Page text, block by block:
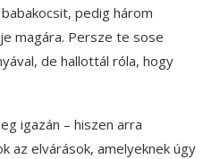
pedig három
magára. Persze te sose
de hallottál róla, hogy
igazán – hiszen arra
az elvárások, amelyeknek úgy